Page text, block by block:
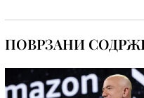
ПОВРЗАНИ